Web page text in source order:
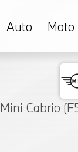
Auto Moto
Mini Cabrio